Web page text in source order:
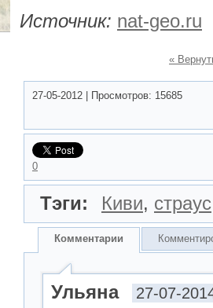
Источник: nat-geo.ru
«
27-05-2012 Просмотров: 15685
0
Тэги: Киви, страус
Комментарии
Ульяна 27-07-